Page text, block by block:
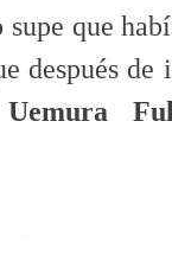
supe que
después